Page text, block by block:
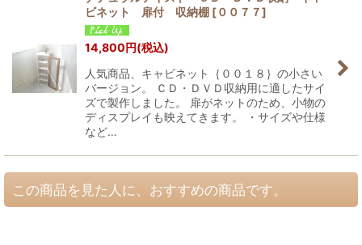
ビネット 扉付 収納棚 [００７７]
14,800円(税込)
人気商品、キャビネット｛００１８｝の小さい
バージョン。 ＣＤ・ＤＶＤ収納用に適したサイ
ズで製作しました。 扉がネットのため、小物の
ディスプレイも映えてきます。 ・サイズや仕様
など…
この商品を見た人に、おすすめの商品です。